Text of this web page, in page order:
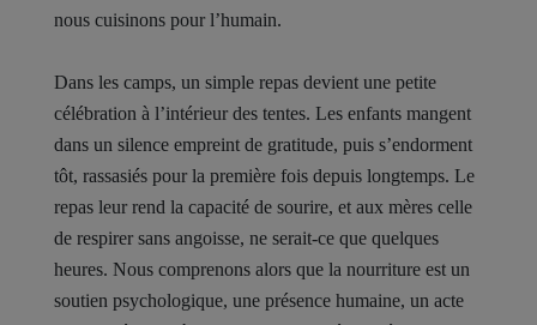
nous cuisinons pour l’humain.
Dans les camps, un simple repas devient une petite
célébration à l’intérieur des tentes. Les enfants mangent
dans un silence empreint de gratitude, puis s’endorment
tôt, rassasiés pour la première fois depuis longtemps. Le
repas leur rend la capacité de sourire, et aux mères celle
de respirer sans angoisse, ne serait-ce que quelques
heures. Nous comprenons alors que la nourriture est un
soutien psychologique, une présence humaine, un acte